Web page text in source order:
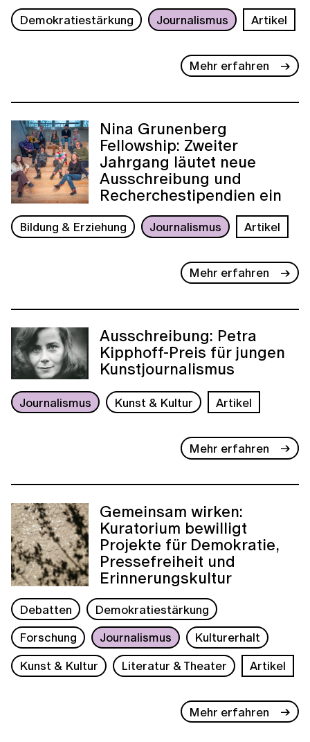
Demokratiestärkung Journalismus Artikel
Mehr erfahren
Nina Grunenberg
Fellowship: Zweiter
Jahrgang läutet neue
Ausschreibung und
Recherchestipendien ein
Bildung & Erziehung Journalismus Artikel
Mehr erfahren
Ausschreibung: Petra
Kipphoff-Preis für jungen
Kunstjournalismus
Journalismus Kunst & Kultur Artikel
Mehr erfahren
Gemeinsam wirken:
Kuratorium bewilligt
Projekte für Demokratie,
Pressefreiheit und
Erinnerungskultur
Debatten
Demokratiestärkung
Forschung
Journalismus
Kulturerhalt
Kunst & Kultur
Literatur & Theater Artikel
Mehr erfahren